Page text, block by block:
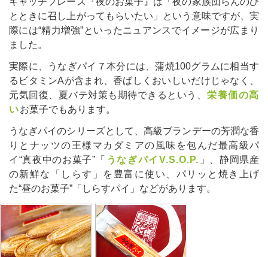
とときに召し上がってもらいたい」という意味ですが、実
際には“精力増強”といったニュアンスでイメージが広まり
ました。
実際に、うなぎパイ７本分には、蒲焼100グラムに相当す
るビタミンAが含まれ、香ばしくおいしいだけじゃなく、
元気回復、夏バテ対策も期待できるという、 栄養価の高
いお菓子でもあります。
うなぎパイのシリーズとして、高級ブランデーの芳潤な香
りとナッツの王様マカダミアの風味を包んだ最高級パ
イ“真夜中のお菓子”「 うなぎパイV.S.O.P. 」、静岡県産
の新鮮な「しらす」を豊富に使い、パリッと焼き上げ
た“昼のお菓子”「しらすパイ」などがあります。